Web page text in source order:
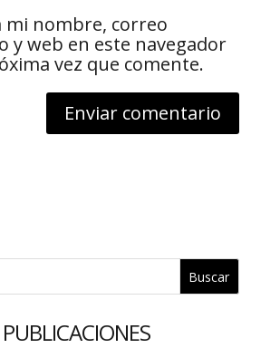
mi nombre, correo
y web en este navegador
vez que comente.
Buscar